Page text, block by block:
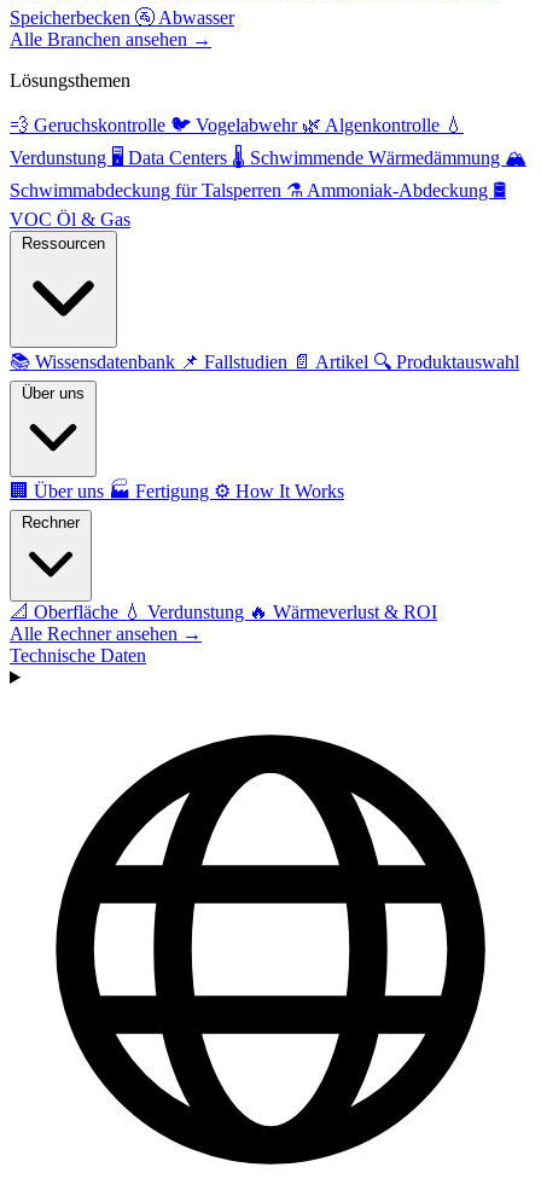
Speicherbecken 🚰 Abwasser
Alle Branchen ansehen →
Lösungsthemen
💨 Geruchskontrolle 🐦 Vogelabwehr 🌿 Algenkontrolle 💧
Verdunstung 🖥️ Data Centers 🌡️ Schwimmende Wärmedämmung 🏔️
Schwimmabdeckung für Talsperren ⚗️ Ammoniak-Abdeckung 🛢️
VOC Öl & Gas
📚 Wissensdatenbank 📌 Fallstudien 📄 Artikel 🔍 Produktauswahl
🏢 Über uns 🏭 Fertigung ⚙️ How It Works
Rechner
📐 Oberfläche 💧 Verdunstung 🔥 Wärmeverlust & ROI
Alle Rechner ansehen →
Technische Daten